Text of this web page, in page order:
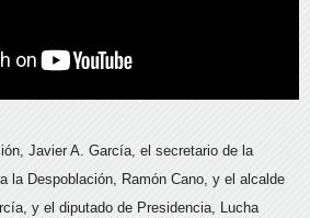
Javier A. García, el secretario de la
la Despoblación, Ramón Cano, y el alcalde
y el diputado de Presidencia, Lucha